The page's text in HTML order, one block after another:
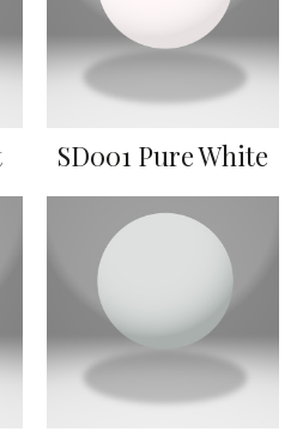
SD001 Pure White